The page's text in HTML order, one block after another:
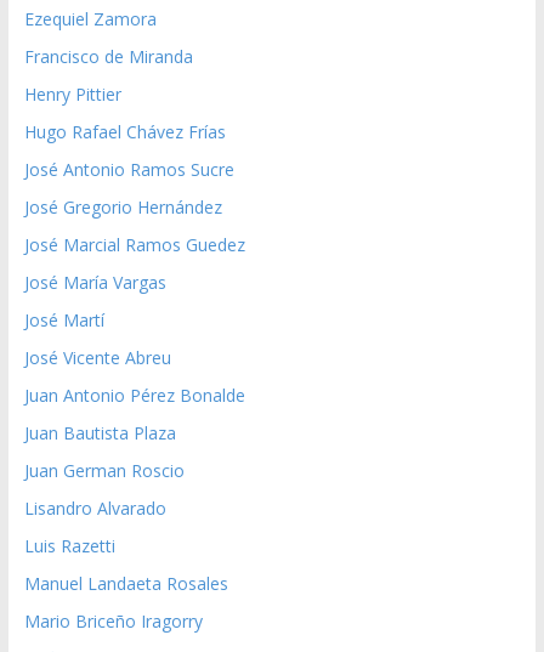
Ezequiel Zamora
Francisco de Miranda
Henry Pittier
Hugo Rafael Chávez Frías
José Antonio Ramos Sucre
José Gregorio Hernández
José Marcial Ramos Guedez
José María Vargas
José Martí
José Vicente Abreu
Juan Antonio Pérez Bonalde
Juan Bautista Plaza
Juan German Roscio
Lisandro Alvarado
Luis Razetti
Manuel Landaeta Rosales
Mario Briceño Iragorry